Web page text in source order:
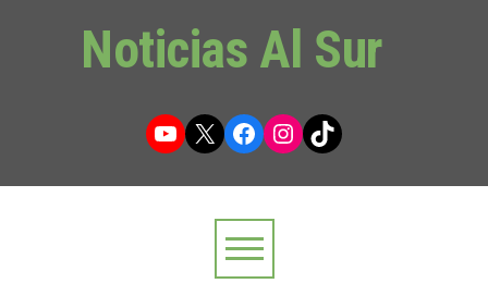
Noticias Al Sur
YouTube
X Facebook
Instagram
TikTok